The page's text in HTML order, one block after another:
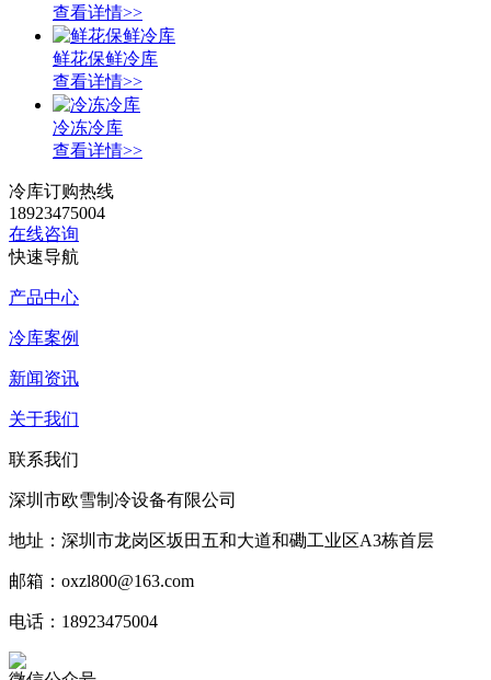
查看详情>>
鲜花保鲜冷库
查看详情>>
冷冻冷库
查看详情>>
冷库订购热线
18923475004
在线咨询
快速导航
产品中心
冷库案例
新闻资讯
关于我们
联系我们
深圳市欧雪制冷设备有限公司
地址：深圳市龙岗区坂田五和大道和磡工业区A3栋首层
邮箱：oxzl800@163.com
电话：18923475004